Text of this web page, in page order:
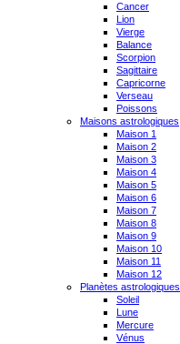
Cancer
Lion
Vierge
Balance
Scorpion
Sagittaire
Capricorne
Verseau
Poissons
Maisons astrologiques
Maison 1
Maison 2
Maison 3
Maison 4
Maison 5
Maison 6
Maison 7
Maison 8
Maison 9
Maison 10
Maison 11
Maison 12
Planètes astrologiques
Soleil
Lune
Mercure
Vénus